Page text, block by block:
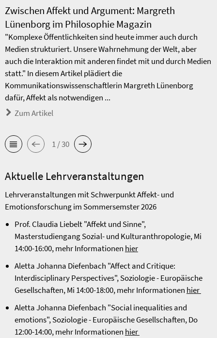
Zwischen Affekt und Argument: Margreth
Lünenborg im Philosophie Magazin
"Komplexe Öffentlichkeiten sind heute immer auch durch
Medien strukturiert. Unsere Wahrnehmung der Welt, aber
auch die Interaktion mit anderen findet mit und durch Medien
statt." In diesem Artikel plädiert die
Kommunikationswissenschaftlerin Margreth Lünenborg
dafür, Affekt als notwendigen ...
Zum Artikel
1 / 30
Aktuelle Lehrveranstaltungen
Lehrveranstaltungen mit Schwerpunkt Affekt- und
Emotionsforschung im Sommersemster 2026
Prof. Claudia Liebelt "Affekt und Sinne",
Masterstudiengang Sozial- und Kulturanthropologie, Mi
14:00-16:00, mehr Informationen hier
Aletta Johanna Diefenbach "Affect and Critique:
Interdisciplinary Perspectives", Soziologie - Europäische
Gesellschaften, Mi 14:00-18:00, mehr Informationen hier
Aletta Johanna Diefenbach "Social inequalities and
emotions", Soziologie - Europäische Gesellschaften, Do
12:00-14:00, mehr Informationen hier